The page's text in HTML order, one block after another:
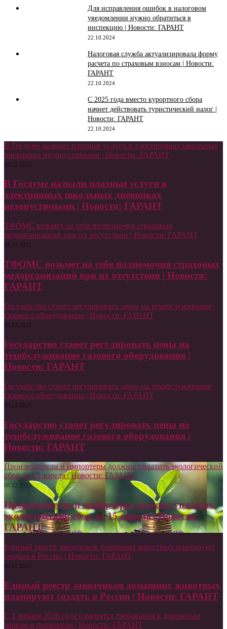
Для исправления ошибок в налоговом
уведомлении нужно обратиться в
инспекцию | Новости: ГАРАНТ
22.10.2024
Налоговая служба актуализировала форму
расчета по страховым взносам | Новости:
ГАРАНТ
22.10.2024
С 2025 года вместо курортного сбора
начнет действовать туристический налог |
Новости: ГАРАНТ
22.10.2024
В Госдуме назвали платные услуги в электронных школьных
дневниках недопустимыми | Новости: ГАРАНТ
08.12.2025
В Госдуме назвали платные услуги в
электронных школьных дневниках
недопустимыми | Новости: ГАРАНТ
ТФОМС возьмет на себя полномочия страховых
медорганизаций при их отсутствии | Новости: ГАРАНТ
08.12.2025
ТФОМС возьмет на себя полномочия страховых
медорганизаций при их отсутствии | Новости:
ГАРАНТ
Государство станет регулировать цены на техобслуживание
газового оборудования | Новости: ГАРАНТ
08.12.2025
Государство станет регулировать цены на
техобслуживание газового оборудования |
Новости: ГАРАНТ
Государство станет регулировать цены на техобслуживание
газового оборудования | Новости: ГАРАНТ
08.12.2025
Государство станет регулировать цены на
техобслуживание газового оборудования |
Новости: ГАРАНТ
Производители и импортеры должны уплатить экологический
сбор до 15 апреля | Новости: ГАРАНТ
08.12.2025
Производители и импортеры должны уплатить
экологический сбор до 15 апреля | Новости:
ГАРАНТ
Единый реестр заводчиков домашних животных планируют
создать в России | Новости: ГАРАНТ
08.12.2025
Единый реестр заводчиков домашних животных
планируют создать в России | Новости: ГАРАНТ
С 1 января 2026 года изменятся требования к дорожным
знакам и парковкам | Новости: ГАРАНТ